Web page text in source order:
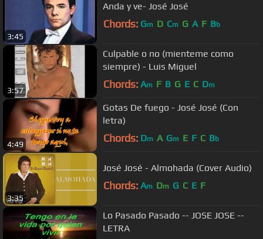
3:45
Anda y ve- José José
Chords: Gm D Cm G A F Bb
3:57
Culpable o no (mienteme como
siempre) - Luis Miguel
Chords: Am F B G E C Dm
4:49
Gotas De fuego - José José (Con
letra)
Chords: Dm A Gm E F C Bb
3:35
José José - Almohada (Cover Audio)
Chords: Am Dm G C E F
Lo Pasado Pasado -- JOSE JOSE --
LETRA